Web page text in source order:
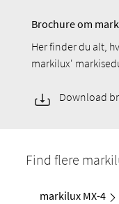
Brochure om
Her finder du alt,
markilux'
Download
Find flere
markilux MX-4